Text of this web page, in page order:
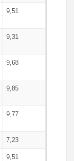
9,51
9,31
9,68
9,85
9,77
7,23
9,51